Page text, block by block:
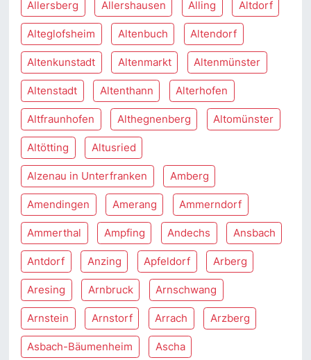
Allersberg Allershausen Alling Altdorf
Alteglofsheim Altenbuch Altendorf
Altenkunstadt Altenmarkt Altenmünster
Altenstadt Altenthann Alterhofen
Altfraunhofen Althegnenberg Altomünster
Altötting Altusried
Alzenau in Unterfranken Amberg
Amendingen Amerang Ammerndorf
Ammerthal Ampfing Andechs Ansbach
Antdorf Anzing Apfeldorf Arberg
Aresing Arnbruck Arnschwang
Arnstein Arnstorf Arrach Arzberg
Asbach-Bäumenheim Ascha